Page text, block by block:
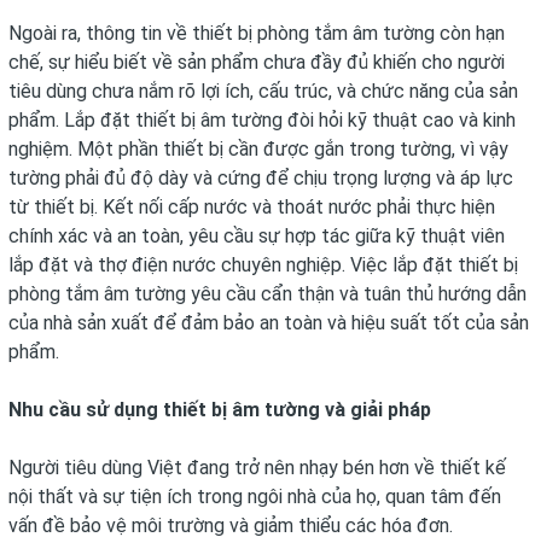
Ngoài ra, thông tin về thiết bị phòng tắm âm tường còn hạn
chế, sự hiểu biết về sản phẩm chưa đầy đủ khiến cho người
tiêu dùng chưa nắm rõ lợi ích, cấu trúc, và chức năng của sản
phẩm. Lắp đặt thiết bị âm tường đòi hỏi kỹ thuật cao và kinh
nghiệm. Một phần thiết bị cần được gắn trong tường, vì vậy
tường phải đủ độ dày và cứng để chịu trọng lượng và áp lực
từ thiết bị. Kết nối cấp nước và thoát nước phải thực hiện
chính xác và an toàn, yêu cầu sự hợp tác giữa kỹ thuật viên
lắp đặt và thợ điện nước chuyên nghiệp. Việc lắp đặt thiết bị
phòng tắm âm tường yêu cầu cẩn thận và tuân thủ hướng dẫn
của nhà sản xuất để đảm bảo an toàn và hiệu suất tốt của sản
phẩm.
Nhu cầu sử dụng thiết bị âm tường và giải pháp
Người tiêu dùng Việt đang trở nên nhạy bén hơn về thiết kế
nội thất và sự tiện ích trong ngôi nhà của họ, quan tâm đến
vấn đề bảo vệ môi trường và giảm thiểu các hóa đơn.